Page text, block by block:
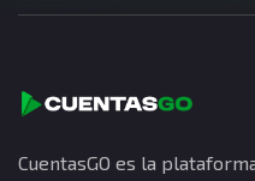
CuentasGO es la